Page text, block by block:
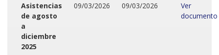
Asistencias
de agosto
a
diciembre
2025
09/03/2026 09/03/2026
Ver
documento